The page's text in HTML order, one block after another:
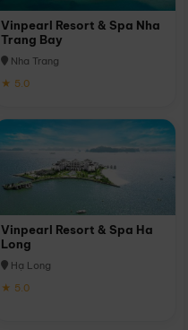
Vinpearl Resort & Spa Nha
Trang Bay
Nha Trang
★ 5.0
Vinpearl Resort & Spa Ha
Long
Hạ Long
★ 5.0